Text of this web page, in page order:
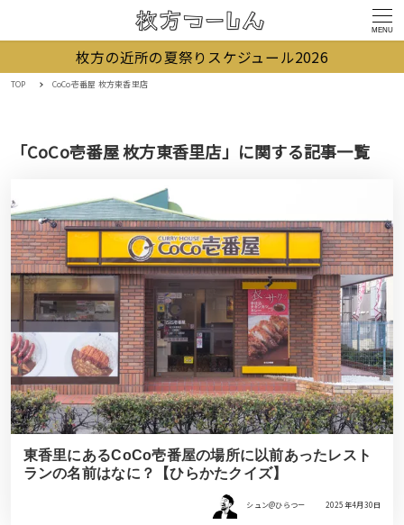
MENU
枚方の近所の夏祭りスケジュール2026
TOP CoCo壱番屋 枚方東香里店
「CoCo壱番屋 枚方東香里店」に関する記事一覧
東香里にあるCoCo壱番屋の場所に以前あったレスト
ランの名前はなに？【ひらかたクイズ】
シュン@ひらつー 2025年4月30日